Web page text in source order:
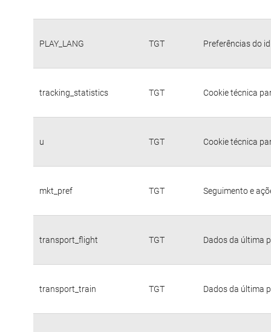
PLAY_LANG TGT Preferências do
tracking_statistics TGT Cookie técnica
u TGT Cookie técnica
mkt_pref TGT Seguimento e
transport_flight TGT Dados da última
transport_train TGT Dados da última